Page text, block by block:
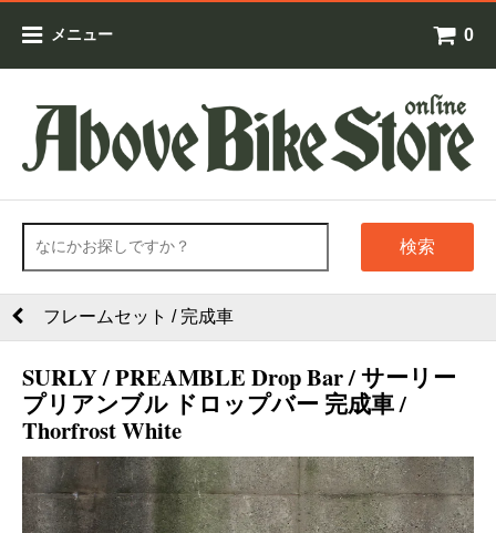
メニュー 0
検索
フレームセット / 完成車
SURLY / PREAMBLE Drop Bar / サーリー
プリアンブル ドロップバー 完成車 /
Thorfrost White